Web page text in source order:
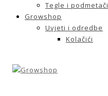
Tegle i podmetači
Growshop
Uvjeti i odredbe
Kolačići